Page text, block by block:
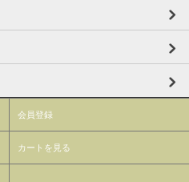
会員登録
カートを見る